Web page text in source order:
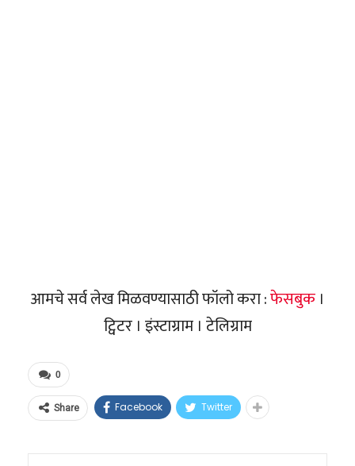
आमचे सर्व लेख मिळवण्यासाठी फॉलो करा :फेसबुक ।
ट्विटर । इंस्टाग्राम । टेलिग्राम
0
Share Facebook Twitter